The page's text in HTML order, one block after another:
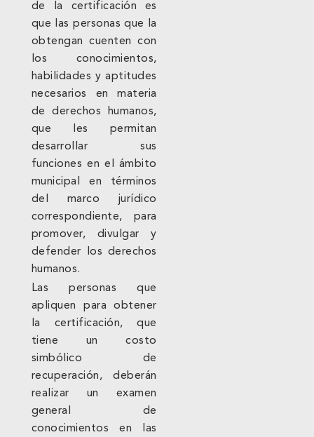
de la certificación es
que las personas que la
obtengan cuenten con
los conocimientos,
habilidades y aptitudes
necesarios en materia
de derechos humanos,
que les permitan
desarrollar sus
funciones en el ámbito
municipal en términos
del marco jurídico
correspondiente, para
promover, divulgar y
defender los derechos
humanos.
Las personas que
apliquen para obtener
la certificación, que
tiene un costo
simbólico de
recuperación, deberán
realizar un examen
general de
conocimientos en las